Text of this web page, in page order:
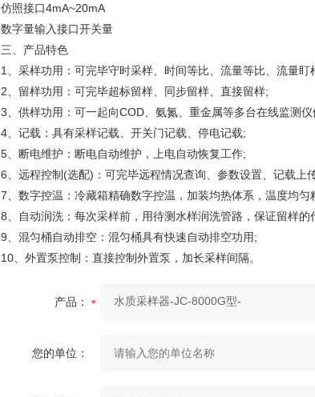
仿照接口4mA~20mA
数字量输入接口开关量
三、产品特色
1、采样功用：可完毕守时采样、时间等比、流量等比、流量
2、留样功用：可完毕超标留样、同步留样、直接留样;
3、供样功用：可一起向COD、氨氮、重金属等多台在线监测
4、记载：具有采样记载、开关门记载、停电记载;
5、断电维护：断电自动维护，上电自动恢复工作;
6、远程控制(选配)：可完毕远程情况查询、参数设置、记载上
7、数字控温：冷藏箱精确数字控温，加装均热体系，温度均匀
8、自动润洗：每次采样前，用待测水样润洗管路，保证留样的
9、混匀桶自动排空：混匀桶具有快速自动排空功用;
10、外置泵控制：直接控制外置泵，加长采样间隔。
产品：
您的单位：